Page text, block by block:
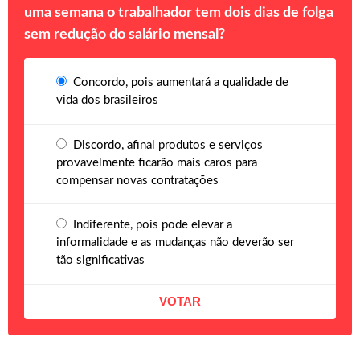
uma semana o trabalhador tem dois dias de folga
sem redução do salário mensal?
Concordo, pois aumentará a qualidade de
vida dos brasileiros
Discordo, afinal produtos e serviços
provavelmente ficarão mais caros para
compensar novas contratações
Indiferente, pois pode elevar a
informalidade e as mudanças não deverão ser
tão significativas